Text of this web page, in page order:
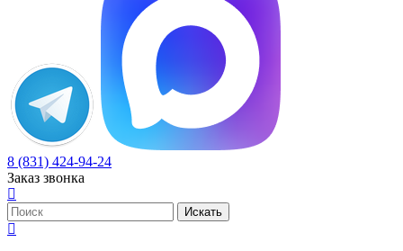
8 (831) 424-94-24
Заказ звонка